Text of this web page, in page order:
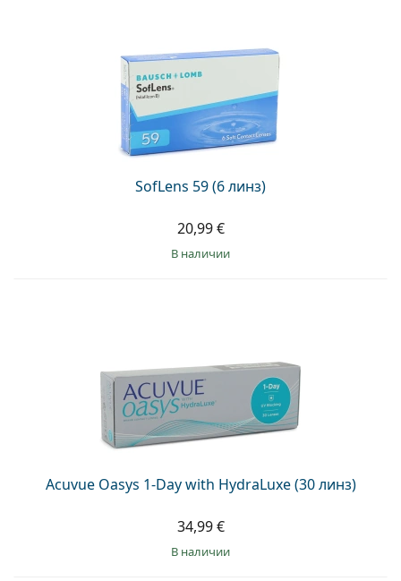
SofLens 59 (6 линз)
20,99 €
в наличии
Acuvue Oasys 1-Day with HydraLuxe (30 линз)
34,99 €
в наличии